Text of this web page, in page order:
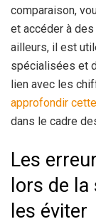
comparaison,
et accéder à
ailleurs, il est
spécialisées et
lien avec les
approfondir
dans le cadre
Les
lors de
les éviter